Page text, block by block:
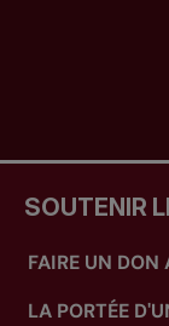
SOUTENIR
FAIRE UN DON
LA PORTÉE